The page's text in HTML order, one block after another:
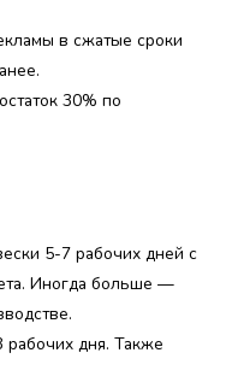
в сжатые сроки
30% по
5-7 рабочих дней с
Иногда больше —
рабочих дня. Также